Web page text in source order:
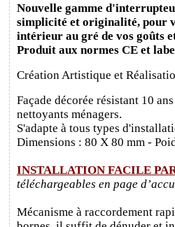
Nouvelle gamme
simplicité et originalité, pour
intérieur au gré de vos goûts
Produit aux normes CE et
Création Artistique et
Façade décorée résistant 10
nettoyants ménagers.
S'adapte à tous types
Dimensions : 80 X 80 mm -
INSTALLATION FACILE
téléchargeables en page
Mécanisme à raccordement